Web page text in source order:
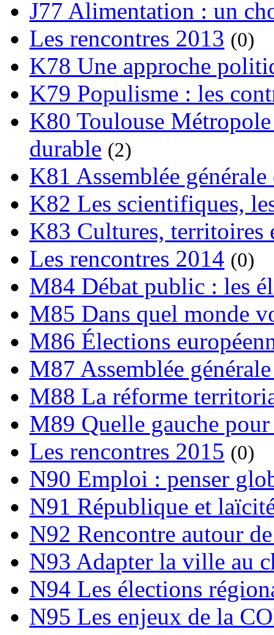
J77 Alimentation : un
Les rencontres 2013 (0)
K78 Une approche
K79 Populisme : les
K80 Toulouse
durable (2)
K81 Assemblée
K82 Les scientifiques,
K83 Cultures, territoires
Les rencontres 2014 (0)
M84 Débat public : les
M85 Dans quel monde
M86 Élections
M87 Assemblée
M88 La réforme
M89 Quelle gauche
Les rencontres 2015 (0)
N90 Emploi : penser
N91 République et
N92 Rencontre autour
N93 Adapter la ville au
N94 Les élections
N95 Les enjeux de la